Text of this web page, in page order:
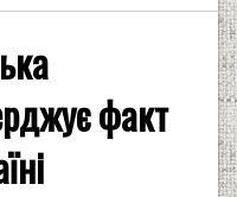
факт